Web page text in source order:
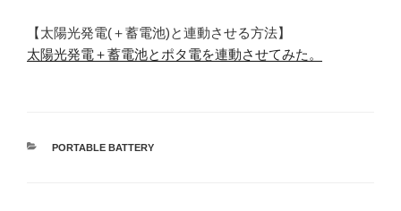
【太陽光発電(＋蓄電池)と連動させる方法】
太陽光発電＋蓄電池とポタ電を連動させてみた。
カ
PORTABLE BATTERY